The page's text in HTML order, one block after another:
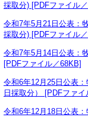
採取分) [PDFファイル
令和7年5月21日公表：
採取分) [PDFファイル
令和7年5月14日公表：
[PDFファイル／68KB]
令和6年12月25日公表
日採取分） [PDFファイ
令和6年12月18日公表